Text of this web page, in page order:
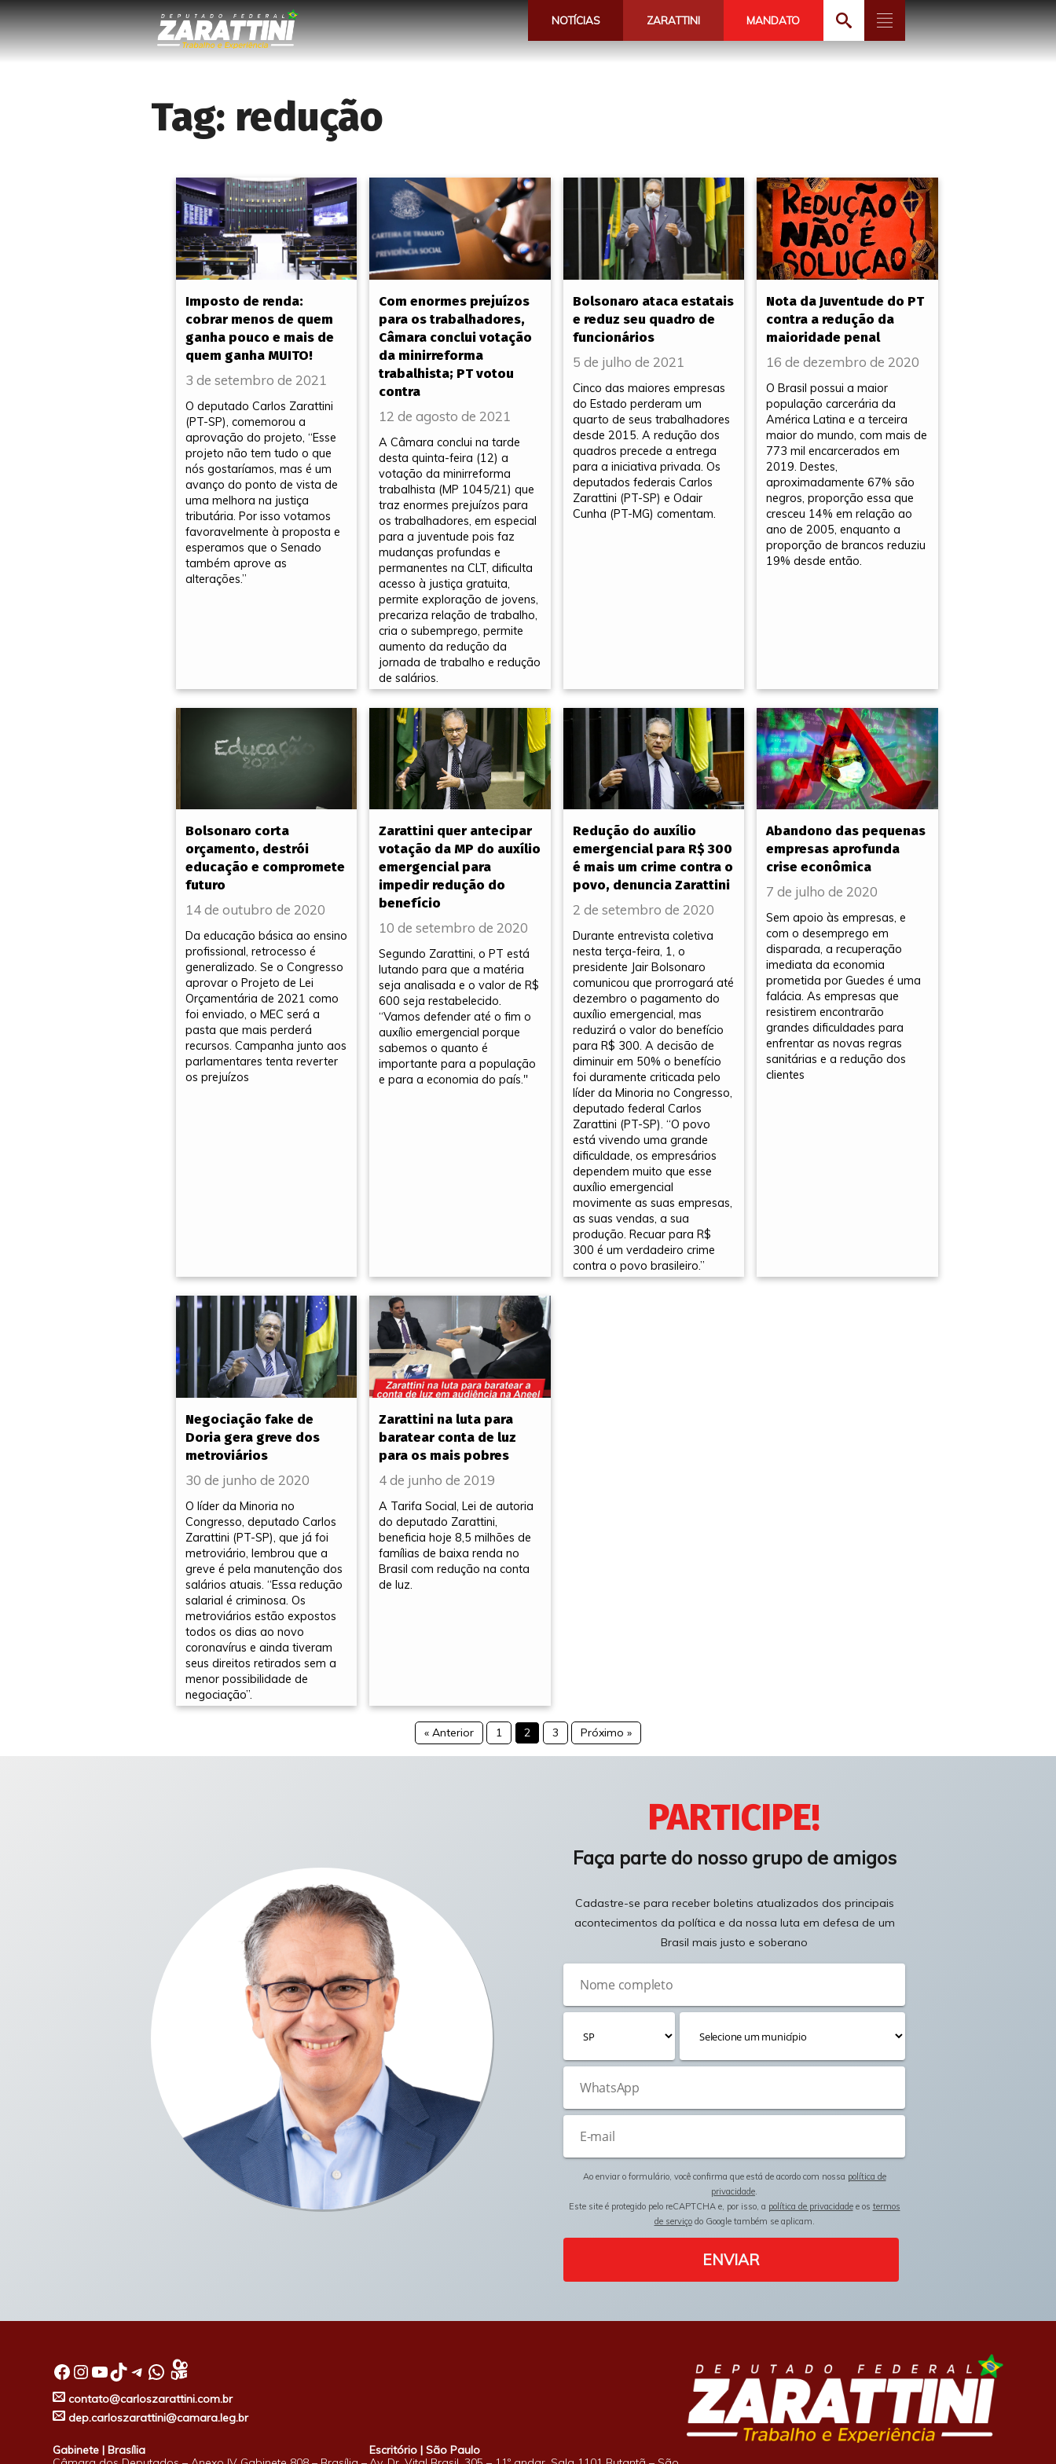
NOTÍCIAS ZARATTINI MANDATO
Tag: redução
Imposto de renda:
cobrar menos de quem
ganha pouco e mais de
quem ganha MUITO!
3 de setembro de 2021
O deputado Carlos Zarattini
(PT-SP), comemorou a
aprovação do projeto, “Esse
projeto não tem tudo o que
nós gostaríamos, mas é um
avanço do ponto de vista de
uma melhora na justiça
tributária. Por isso votamos
favoravelmente à proposta e
esperamos que o Senado
também aprove as
alterações.”
Com enormes prejuízos
para os trabalhadores,
Câmara conclui votação
da minirreforma
trabalhista; PT votou
contra
12 de agosto de 2021
A Câmara conclui na tarde
desta quinta-feira (12) a
votação da minirreforma
trabalhista (MP 1045/21) que
traz enormes prejuízos para
os trabalhadores, em especial
para a juventude pois faz
mudanças profundas e
permanentes na CLT, dificulta
acesso à justiça gratuita,
permite exploração de jovens,
precariza relação de trabalho,
cria o subemprego, permite
aumento da redução da
jornada de trabalho e redução
de salários.
Bolsonaro ataca estatais
e reduz seu quadro de
funcionários
5 de julho de 2021
Cinco das maiores empresas
do Estado perderam um
quarto de seus trabalhadores
desde 2015. A redução dos
quadros precede a entrega
para a iniciativa privada. Os
deputados federais Carlos
Zarattini (PT-SP) e Odair
Cunha (PT-MG) comentam.
Nota da Juventude do PT
contra a redução da
maioridade penal
16 de dezembro de 2020
O Brasil possui a maior
população carcerária da
América Latina e a terceira
maior do mundo, com mais de
773 mil encarcerados em
2019. Destes,
aproximadamente 67% são
negros, proporção essa que
cresceu 14% em relação ao
ano de 2005, enquanto a
proporção de brancos reduziu
19% desde então.
Bolsonaro corta
orçamento, destrói
educação e compromete
futuro
14 de outubro de 2020
Da educação básica ao ensino
profissional, retrocesso é
generalizado. Se o Congresso
aprovar o Projeto de Lei
Orçamentária de 2021 como
foi enviado, o MEC será a
pasta que mais perderá
recursos. Campanha junto aos
parlamentares tenta reverter
os prejuízos
Zarattini quer antecipar
votação da MP do auxílio
emergencial para
impedir redução do
benefício
10 de setembro de 2020
Segundo Zarattini, o PT está
lutando para que a matéria
seja analisada e o valor de R$
600 seja restabelecido.
“Vamos defender até o fim o
auxílio emergencial porque
sabemos o quanto é
importante para a população
e para a economia do país."
Redução do auxílio
emergencial para R$ 300
é mais um crime contra o
povo, denuncia Zarattini
2 de setembro de 2020
Durante entrevista coletiva
nesta terça-feira, 1, o
presidente Jair Bolsonaro
comunicou que prorrogará até
dezembro o pagamento do
auxílio emergencial, mas
reduzirá o valor do benefício
para R$ 300. A decisão de
diminuir em 50% o benefício
foi duramente criticada pelo
líder da Minoria no Congresso,
deputado federal Carlos
Zarattini (PT-SP). “O povo
está vivendo uma grande
dificuldade, os empresários
dependem muito que esse
auxílio emergencial
movimente as suas empresas,
as suas vendas, a sua
produção. Recuar para R$
300 é um verdadeiro crime
contra o povo brasileiro.”
Abandono das pequenas
empresas aprofunda
crise econômica
7 de julho de 2020
Sem apoio às empresas, e
com o desemprego em
disparada, a recuperação
imediata da economia
prometida por Guedes é uma
falácia. As empresas que
resistirem encontrarão
grandes dificuldades para
enfrentar as novas regras
sanitárias e a redução dos
clientes
Negociação fake de
Doria gera greve dos
metroviários
30 de junho de 2020
O líder da Minoria no
Congresso, deputado Carlos
Zarattini (PT-SP), que já foi
metroviário, lembrou que a
greve é pela manutenção dos
salários atuais. “Essa redução
salarial é criminosa. Os
metroviários estão expostos
todos os dias ao novo
coronavírus e ainda tiveram
seus direitos retirados sem a
menor possibilidade de
negociação”.
Zarattini na luta para
baratear conta de luz
para os mais pobres
4 de junho de 2019
A Tarifa Social, Lei de autoria
do deputado Zarattini,
beneficia hoje 8,5 milhões de
famílias de baixa renda no
Brasil com redução na conta
de luz.
« Anterior 1 2 3 Próximo »
PARTICIPE!
Faça parte do nosso grupo de amigos
Cadastre-se para receber boletins atualizados dos principais
acontecimentos da política e da nossa luta em defesa de um
Brasil mais justo e soberano
Ao enviar o formulário, você confirma que está de acordo com nossa política de
privacidade.
Este site é protegido pelo reCAPTCHA e, por isso, a política de privacidadee os termos
de serviçodo Google também se aplicam.
ENVIAR
Facebook InstagramYoutube TikTok Telegram WhatsApp
contato@carloszarattini.com.br
dep.carloszarattini@camara.leg.br
Gabinete | Brasília
Escritório | São Paulo